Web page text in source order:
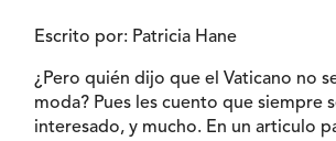
Escrito por: Patricia Hane
¿Pero quién dijo que el Vaticano no
moda? Pues les cuento que siempre
interesado, y mucho. En un articulo